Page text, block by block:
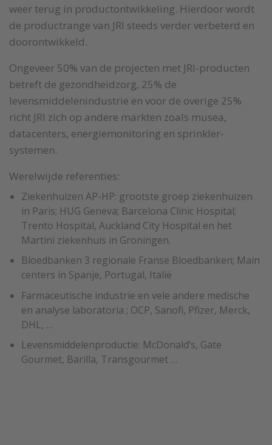
weer terug in productontwikkeling. Hierdoor wordt
de productrange van JRI steeds verder verbeterd en
doorontwikkeld.
Ongeveer 50% van de projecten met JRI-producten
betreft de gezondheidzorg, 25% de
levensmiddelenindustrie en voor de overige 25%
richt JRI zich op andere markten zoals musea,
datacenters, energiemonitoring en sprinkler-
systemen.
Werelwijde referenties:
Ziekenhuizen AP-HP: grootste groep ziekenhuizen
in Paris; HUG Geneva; Barcelona Clinic Hospital;
Trento Hospital, Auckland City Hospital en het
Martini ziekenhuis in Groningen.
Bloedbanken 3 regionale Franse Bloedbanken; Main
centers in Spanje, Portugal, Italië
Farmaceutische industrie en vele andere medische
en analyse laboratoria ; OCP, Sanofi, Pfizer, Merck,
DHL, …
Levensmiddelenproductie: McDonald’s, Gate
Gourmet, Barilla, Transgourmet …